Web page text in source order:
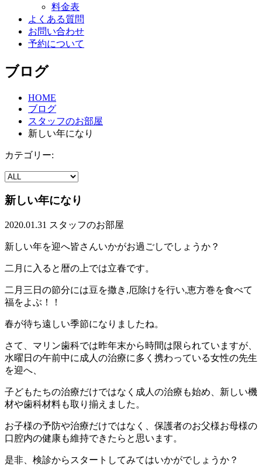
料金表
よくある質問
お問い合わせ
予約について
ブログ
HOME
ブログ
スタッフのお部屋
新しい年になり
カテゴリー:
新しい年になり
2020.01.31 スタッフのお部屋
新しい年を迎へ皆さんいかがお過ごしでしょうか？
二月に入ると暦の上では立春です。
二月三日の節分には豆を撒き,厄除けを行い,恵方巻を食べて
福をよぶ！！
春が待ち遠しい季節になりましたね。
さて、マリン歯科では昨年末から時間は限られていますが、
水曜日の午前中に成人の治療に多く携わっている女性の先生
を迎へ、
子どもたちの治療だけではなく成人の治療も始め、新しい機
材や歯科材料も取り揃えました。
お子様の予防や治療だけではなく、保護者のお父様お母様の
口腔内の健康も維持できたらと思います。
是非、検診からスタートしてみてはいかがでしょうか？